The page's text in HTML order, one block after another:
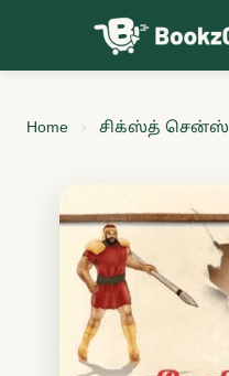
Skip to content
Home சிக்ஸ்த் சென்ஸ்